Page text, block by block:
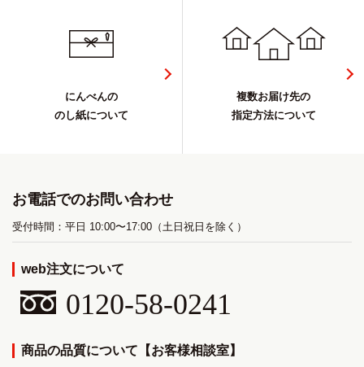
にんべんの
のし紙について
複数お届け先の
指定方法について
お電話でのお問い合わせ
受付時間：平日 10:00〜17:00（土日祝日を除く）
web注文について
0120-58-0241
商品の品質について【お客様相談室】